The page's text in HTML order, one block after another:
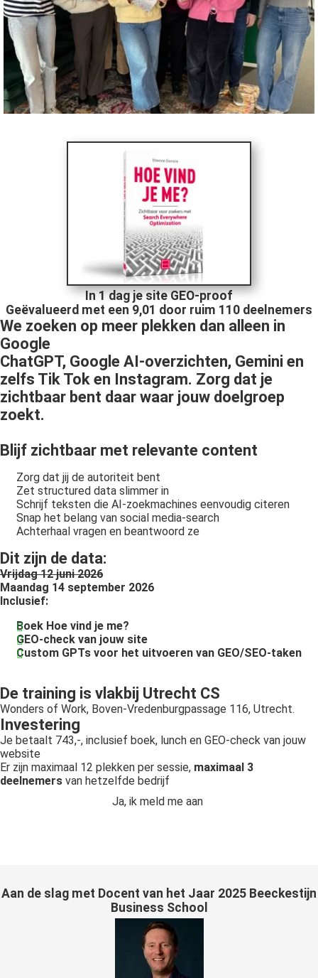
In 1 dag je site GEO-proof
Geëvalueerd met een 9,01 door ruim 110 deelnemers
We zoeken op meer plekken dan alleen in
Google
ChatGPT, Google AI-overzichten, Gemini en
zelfs Tik Tok en Instagram. Zorg dat je
zichtbaar bent daar waar jouw doelgroep
zoekt.
Blijf zichtbaar met relevante content
Zorg dat jij de autoriteit bent
Zet structured data slimmer in
Schrijf teksten die AI-zoekmachines eenvoudig citeren
Snap het belang van social media-search
Achterhaal vragen en beantwoord ze
Dit zijn de data:
Vrijdag 12 juni 2026
Maandag 14 september 2026
Inclusief:
Boek Hoe vind je me?
GEO-check van jouw site
Custom GPTs voor het uitvoeren van GEO/SEO-taken
De training is vlakbij Utrecht CS
Wonders of Work, Boven-Vredenburgpassage 116, Utrecht.
Investering
Je betaalt 743,-, inclusief boek, lunch en GEO-check van jouw
website
Er zijn maximaal 12 plekken per sessie, maximaal 3
deelnemers van hetzelfde bedrijf
Ja, ik meld me aan
Aan de slag met Docent van het Jaar 2025 Beeckestijn
Business School